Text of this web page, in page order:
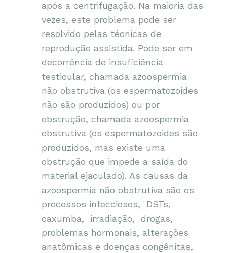
após a centrifugação. Na maioria das
vezes, este problema pode ser
resolvido pelas técnicas de
reprodução assistida. Pode ser em
decorrência de insuficiência
testicular, chamada azoospermia
não obstrutiva (os espermatozoides
não são produzidos) ou por
obstrução, chamada azoospermia
obstrutiva (os espermatozoides são
produzidos, mas existe uma
obstrução que impede a saída do
material ejaculado). As causas da
azoospermia não obstrutiva são os
processos infecciosos, DSTs,
caxumba, irradiação, drogas,
problemas hormonais, alterações
anatômicas e doenças congênitas,